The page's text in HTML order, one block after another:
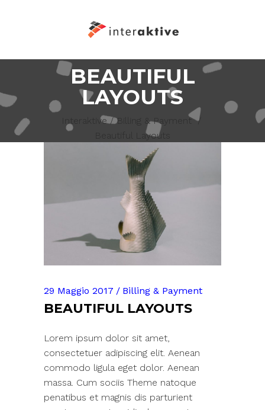
BEAUTIFUL
LAYOUTS
Interaktive/Billing & Payment /
Beautiful Layouts
29 Maggio 2017 Billing & Payment
BEAUTIFUL LAYOUTS
Lorem ipsum dolor sit amet,
consectetuer adipiscing elit. Aenean
commodo ligula eget dolor. Aenean
massa. Cum sociis Theme natoque
penatibus et magnis dis parturient